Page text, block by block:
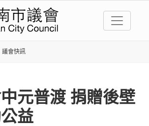
議會快訊
元普渡 捐贈後壁
益